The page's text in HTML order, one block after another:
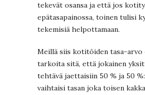
tekevät osansa ja että jos
epätasapainossa, toinen tulisi
tekemisiä helpottamaan.
Meillä siis kotitöiden tasa-arvo
tarkoita sitä, että jokainen
tehtävä jaettaisiin 50 % ja 50
vaihtaisi tasan joka toisen